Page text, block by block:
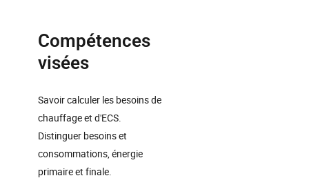
Compétences
visées
Savoir calculer les besoins de
chauffage et d'ECS.
Distinguer besoins et
consommations, énergie
primaire et finale.